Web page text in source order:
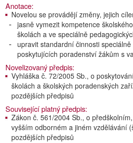
Anotace:
Novelou se provádějí změny, jejich
jasně vymezit kompetence
školách a ve speciálně
upravit standardní činnosti
poskytujících poradenství žákům s
Novelizovaný předpis:
Vyhláška č. 72/2005 Sb., o
školách a školských poradenských
pozdějších předpisů
Související platný předpis:
Zákon č. 561/2004 Sb., o
vyšším odborném a jiném vzdělávání
pozdějších předpisů